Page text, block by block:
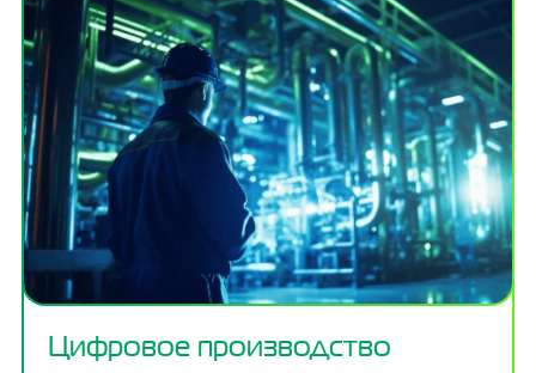
Цифровое производство